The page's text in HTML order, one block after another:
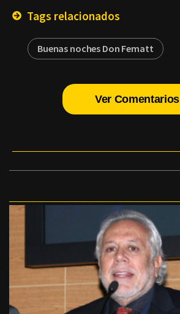
Tags relacionados
Buenas noches Don Fematt
Ver Comentarios